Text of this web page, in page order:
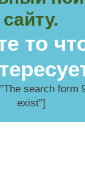
сайту.
то
search form
exist"]